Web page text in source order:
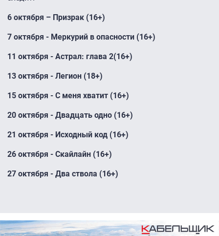
6 октября – Призрак (16+)
7 октября - Меркурий в опасности (16+)
11 октября - Астрал: глава 2(16+)
13 октября - Легион (18+)
15 октября - С меня хватит (16+)
20 октября - Двадцать одно (16+)
21 октября - Исходный код (16+)
26 октября - Скайлайн (16+)
27 октября - Два ствола (16+)